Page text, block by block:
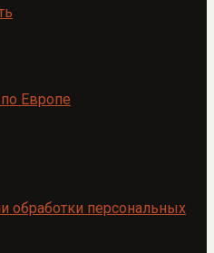
Европе
обработки персональных